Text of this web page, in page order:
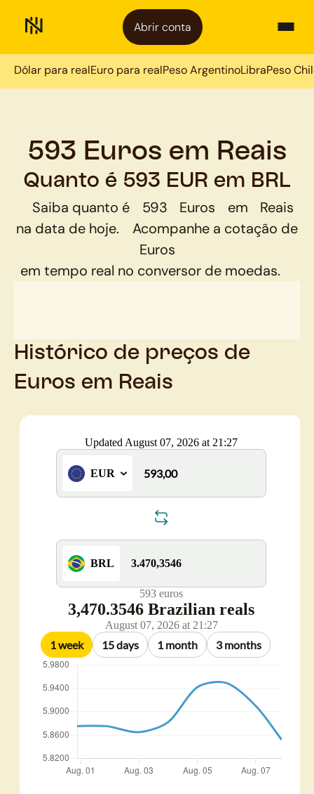
Abrir conta
Dólar para realEuro para realPeso ArgentinoLibraPeso
593 Euros em Reais
Quanto é 593 EUR em BRL
Saiba quanto é 593 Euros em
Reais
na data de hoje.
Acompanhe a cotação de
Euros
em tempo real no conversor de moedas.
Histórico de preços de
Euros em Reais